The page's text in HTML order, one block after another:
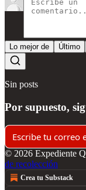
Lo mejor de Último
Sin posts
Por supuesto,
© 2026 Expediente
de recolección
Crea tu Substack